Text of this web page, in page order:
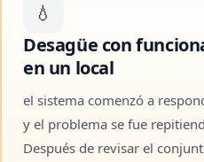
💧
Desagüe con
en un local
el sistema comenzó a
y el problema se fue
Después de revisar el